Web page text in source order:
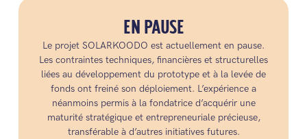
EN PAUSE
Le projet SOLARKOODO est actuellement en pause.
Les contraintes techniques, financières et structurelles
liées au développement du prototype et à la levée de
fonds ont freiné son déploiement. L’expérience a
néanmoins permis à la fondatrice d’acquérir une
maturité stratégique et entrepreneuriale précieuse,
transférable à d’autres initiatives futures.